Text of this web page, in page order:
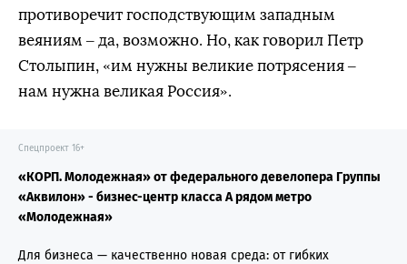
противоречит господствующим западным
веяниям – да, возможно. Но, как говорил Петр
Столыпин, «им нужны великие потрясения –
нам нужна великая Россия».
«КОРП. Молодежная» от федерального девелопера Группы
«Аквилон» - бизнес-центр класса А рядом метро
«Молодежная»
Спецпроект 16+
Для бизнеса — качественно новая среда: от гибких